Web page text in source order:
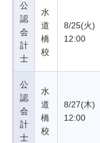
公
認
会
計
士
水
道
橋
校
8/25(火)
12:00
公
認
会
計
士
水
道
橋
校
8/27(木)
12:00